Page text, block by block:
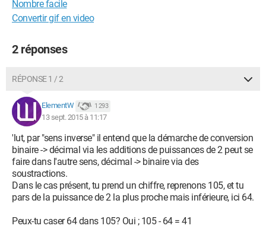
Nombre facile
Convertir gif en video
2 réponses
RÉPONSE 1 / 2
ElementW 1 293
13 sept. 2015 à 11:17
'lut, par "sens inverse" il entend que la démarche de conversion
binaire -> décimal via les additions de puissances de 2 peut se
faire dans l'autre sens, décimal -> binaire via des
soustractions.
Dans le cas présent, tu prend un chiffre, reprenons 105, et tu
pars de la puissance de 2 la plus proche mais inférieure, ici 64.
Peux-tu caser 64 dans 105? Oui ; 105 - 64 = 41